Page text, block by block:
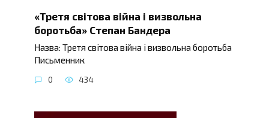
«Третя світова війна і визвольна
боротьба» Степан Бандера
Назва: Третя світова війна і визвольна боротьба
Письменник
0 434